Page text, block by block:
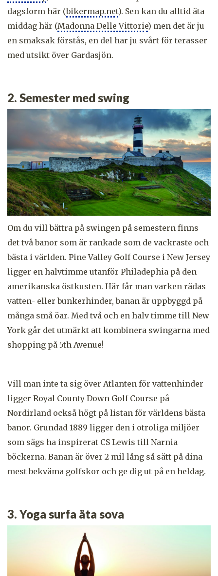
dagsform här (bikermap.net). Sen kan du alltid äta
middag här (Madonna Delle Vittorie) men det är ju
en smaksak förstås, en del har ju svårt för terasser
med utsikt över Gardasjön.
2. Semester med swing
Om du vill bättra på swingen på semestern finns
det två banor som är rankade som de vackraste och
bästa i världen. Pine Valley Golf Course i New Jersey
ligger en halvtimme utanför Philadephia på den
amerikanska östkusten. Här får man varken rädas
vatten- eller bunkerhinder, banan är uppbyggd på
många små öar. Med två och en halv timme till New
York går det utmärkt att kombinera swingarna med
shopping på 5th Avenue!
Vill man inte ta sig över Atlanten för vattenhinder
ligger Royal County Down Golf Course på
Nordirland också högt på listan för världens bästa
banor. Grundad 1889 ligger den i otroliga miljöer
som sägs ha inspirerat CS Lewis till Narnia
böckerna. Banan är över 2 mil lång så sätt på dina
mest bekväma golfskor och ge dig ut på en heldag.
3. Yoga surfa äta sova